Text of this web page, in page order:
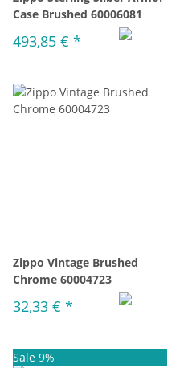
Case Brushed 60006081
493,85 € *
Zippo Vintage Brushed
Chrome 60004723
32,33 € *
Sale 9%